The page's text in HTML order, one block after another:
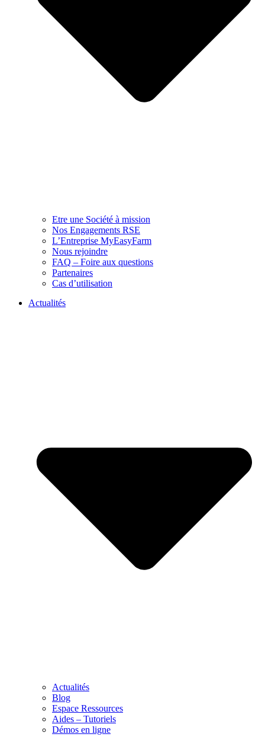
Etre une Société à mission
Nos Engagements RSE
L’Entreprise MyEasyFarm
Nous rejoindre
FAQ – Foire aux questions
Partenaires
Cas d’utilisation
Actualités
Actualités
Blog
Espace Ressources
Aides – Tutoriels
Démos en ligne